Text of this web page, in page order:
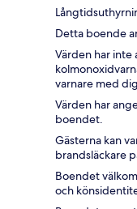
Detta boende
Värden har
varnare med
Värden har
boendet.
Gästerna kan
brandsläckare
Boendet
och